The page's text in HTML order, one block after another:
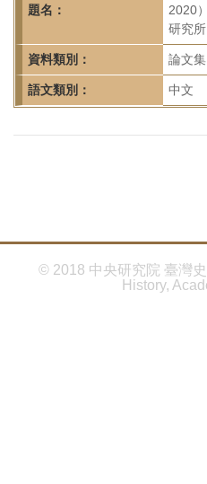
究
所-
首
頁
題名：
2020
研究所
資料類別： 論文集
語文類別： 中文
© 2018 中央研究院 臺灣
History,